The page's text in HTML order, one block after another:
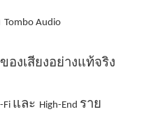
Tombo Audio
องเสียงอย่างแท้จริง
Fi และ High-End ราย